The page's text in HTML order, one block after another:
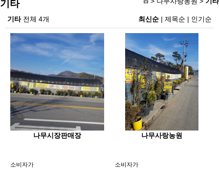
기타
기타 전체 4개 최신순 | 제목순 | 인기순
나무시장판매장
소비자가
나무사랑농원
소비자가